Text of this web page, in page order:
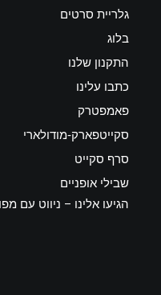
גלריית סרטים
בלוג
התקנון שלנו
כתבו עלינו
פאמפטרק
סקייטפארק-מודולארי
סרף סקייט
שבילי אופניים
הגיעו אלינו – ניווט עם